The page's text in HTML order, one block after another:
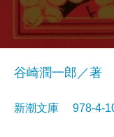
谷崎潤一郎／著
新潮文庫 978-4-